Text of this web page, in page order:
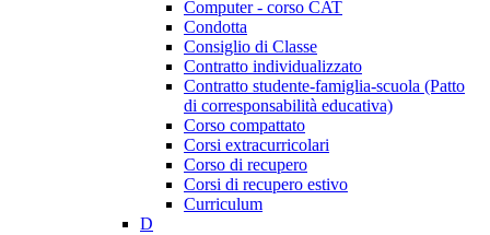
Computer - corso CAT
Condotta
Consiglio di Classe
Contratto individualizzato
Contratto studente-famiglia-scuola (Patto
di corresponsabilità educativa)
Corso compattato
Corsi extracurricolari
Corso di recupero
Corsi di recupero estivo
Curriculum
D